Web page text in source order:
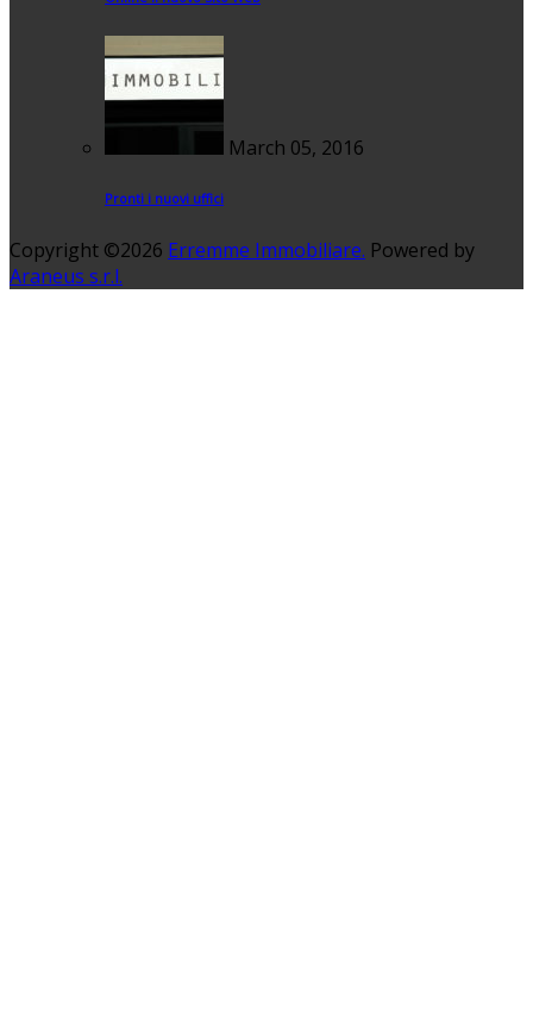
March 05, 2016
Pronti i nuovi uffici
Copyright ©2026 Erremme Immobiliare. Powered by
Araneus s.r.l.